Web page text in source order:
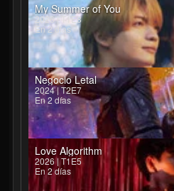
My Summer of You
2026 | T1E8
En 2 días
Negocio Letal
2024 | T2E7
En 2 días
Love Algorithm
2026 | T1E5
En 2 días